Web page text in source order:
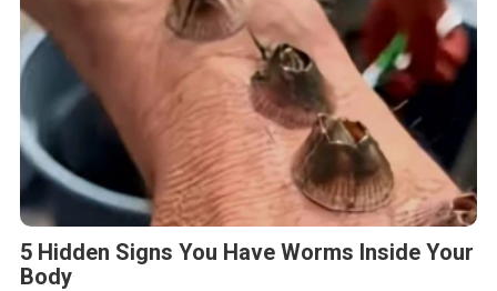
5 Hidden Signs You Have Worms Inside Your
Body